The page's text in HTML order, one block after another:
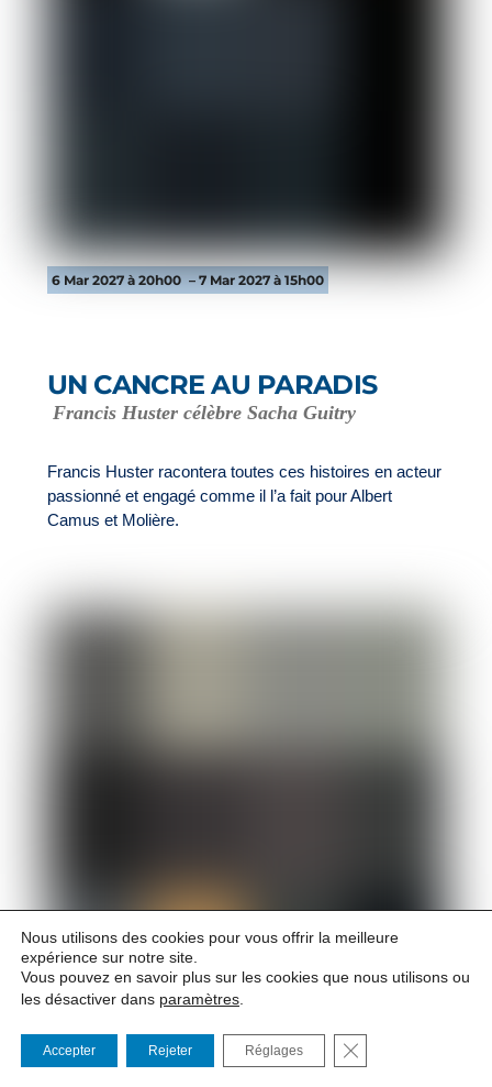
6 Mar 2027 à 20h00 – 7 Mar 2027 à 15h00
UN CANCRE AU PARADIS
Francis Huster célèbre Sacha Guitry
Francis Huster racontera toutes ces histoires en acteur
passionné et engagé comme il l’a fait pour Albert
Camus et Molière.
Nous utilisons des cookies pour vous offrir la meilleure
expérience sur notre site.
Vous pouvez en savoir plus sur les cookies que nous utilisons ou
les désactiver dans paramètres
Accepter Rejeter Réglages FERMER LA